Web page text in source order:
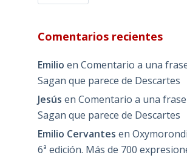
Comentarios recientes
Emilio en Comentario a una
Sagan que parece de Descartes
Jesús en Comentario a una
Sagan que parece de Descartes
Emilio Cervantes en
6ª edición. Más de 700